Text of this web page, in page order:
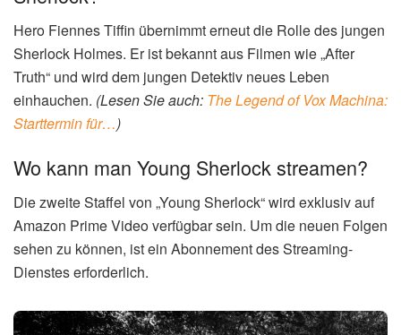
Hero Fiennes Tiffin übernimmt erneut die Rolle des jungen
Sherlock Holmes. Er ist bekannt aus Filmen wie „After
Truth“ und wird dem jungen Detektiv neues Leben
einhauchen. (Lesen Sie auch: The Legend of Vox Machina:
Starttermin für…)
Wo kann man Young Sherlock streamen?
Die zweite Staffel von „Young Sherlock“ wird exklusiv auf
Amazon Prime Video verfügbar sein. Um die neuen Folgen
sehen zu können, ist ein Abonnement des Streaming-
Dienstes erforderlich.